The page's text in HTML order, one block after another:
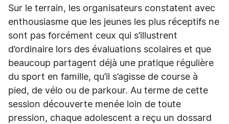
Sur le terrain, les organisateurs constatent avec
enthousiasme que les jeunes les plus réceptifs ne
sont pas forcément ceux qui s’illustrent
d’ordinaire lors des évaluations scolaires et que
beaucoup partagent déjà une pratique régulière
du sport en famille, qu’il s’agisse de course à
pied, de vélo ou de parkour. Au terme de cette
session découverte menée loin de toute
pression, chaque adolescent a reçu un dossard